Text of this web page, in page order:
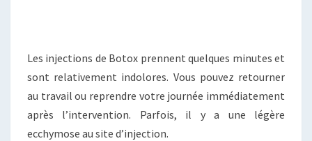
Les injections de Botox prennent quelques minutes et
sont relativement indolores. Vous pouvez retourner
au travail ou reprendre votre journée immédiatement
après l’intervention. Parfois, il y a une légère
ecchymose au site d’injection.